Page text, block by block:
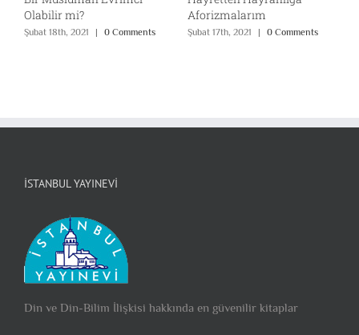
Olabilir mi?
Şubat 18th, 2021 | 0 Comments
Aforizmalarım
Şubat 17th, 2021 | 0 Comments
İSTANBUL YAYINEVI
Din ve Din-Bilim İlişkisi hakkında en güvenilir kitaplar